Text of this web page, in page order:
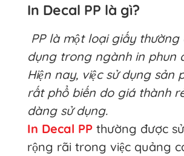
In Decal PP là gì?
PP là một loại giấy thường
dụng trong ngành in phun
Hiện nay, việc sử dụng sản
rất phổ biến do giá thành
dàng sử dụng.
In Decal PPthường được
rộng rãi trong việc quảng